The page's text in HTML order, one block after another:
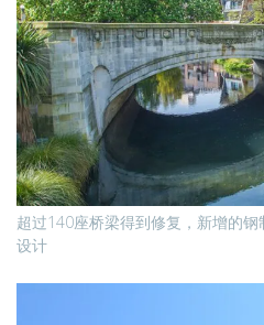
超过140座桥梁得到修复，新增的
设计